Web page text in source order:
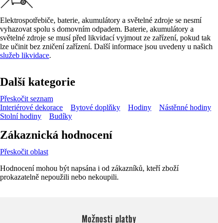
Elektrospotřebiče, baterie, akumulátory a světelné zdroje se nesmí
vyhazovat spolu s domovním odpadem. Baterie, akumulátory a
světelné zdroje se musí před likvidací vyjmout ze zařízení, pokud tak
lze učinit bez zničení zařízení. Další informace jsou uvedeny u našich
služeb likvidace.
Další kategorie
Přeskočit seznam
Interiérové dekorace
Bytové doplňky Hodiny
Nástěnné hodiny
Stolní hodiny
Budíky
Zákaznická hodnocení
Přeskočit oblast
Hodnocení mohou být napsána i od zákazníků, kteří zboží
prokazatelně nepoužili nebo nekoupili.
Možnosti platby